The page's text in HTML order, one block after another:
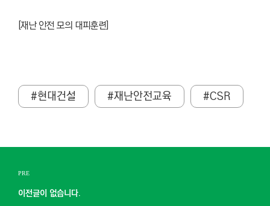
[재난 안전 모의 대피훈련]
#현대건설 #재난안전교육 #CSR
PRE
이전글이 없습니다.